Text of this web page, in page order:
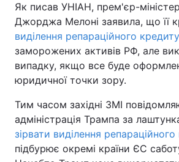
Як писав УНІАН, прем'єр-
Джорджа Мелоні заявила, що її
виділення репараційного кредиту
заморожених активів РФ, але
випадку, якщо все буде
юридичної точки зору.
Тим часом західні ЗМІ
адміністрація Трампа за
зірвати виділення
підбурює окремі країни ЄС